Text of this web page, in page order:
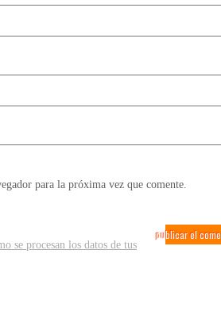
para la próxima vez que comente.
se procesan los datos de tus